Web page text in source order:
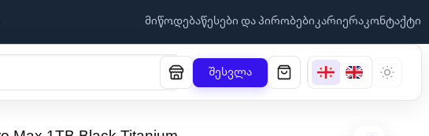
მიწოდებაწესები და პირობები კარიერა კონტაქტი
შესვლა